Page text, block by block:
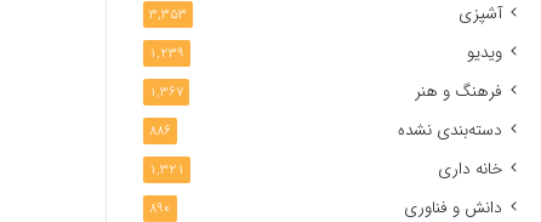
آشپزی 3,353
ویدیو 1,239
فرهنگ و هنر 1,367
دسته‌بندی نشده 886
خانه داری 1,321
دانش و فناوری 890